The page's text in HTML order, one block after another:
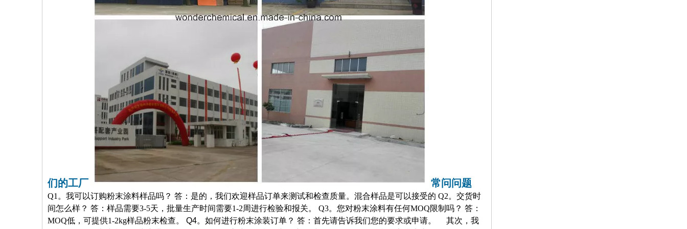
们的工厂 常问问题
Q1。我可以订购粉末涂料样品吗？ 答：是的，我们欢迎样品订单来测试和检查质量。混合样品是可以接受的 Q2。交货时
间怎么样？ 答：样品需要3-5天，批量生产时间需要1-2周进行检验和报关。 Q3。您对粉末涂料有任何MOQ限制吗？ 答：
MOQ低，可提供1-2kg样品粉末检查。
Q4。如何进行粉末涂装订单？ 答：首先请告诉我们您的要求或申请。 其次，我